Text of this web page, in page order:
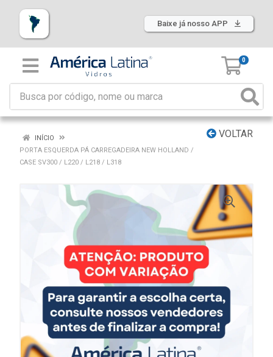
Baixe já nosso APP
0
VOLTAR
INÍCIO
PORTA ESQUERDA PÁ CARREGADEIRA NEW HOLLAND /
CASE SV300 / L220 / L218 / L318